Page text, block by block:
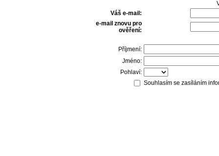
Váš e-mail:
e-mail znovu pro
ověření:
Příjmení:
Jméno:
Pohlaví:
Souhlasím se zasíláním